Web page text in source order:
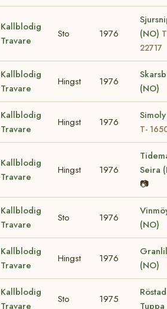
Kallblodig
Travare
Sto 1976
(NO)
22717
Kallblodig
Travare
Hingst 1976
(NO)
Kallblodig
Travare
Hingst 1976
T-
Kallblodig
Travare
Hingst 1976
Seira
📷
Kallblodig
Travare
Sto 1976
(NO)
Kallblodig
Travare
Hingst 1976
(NO)
Kallblodig
Travare
Sto 1975
Röstad